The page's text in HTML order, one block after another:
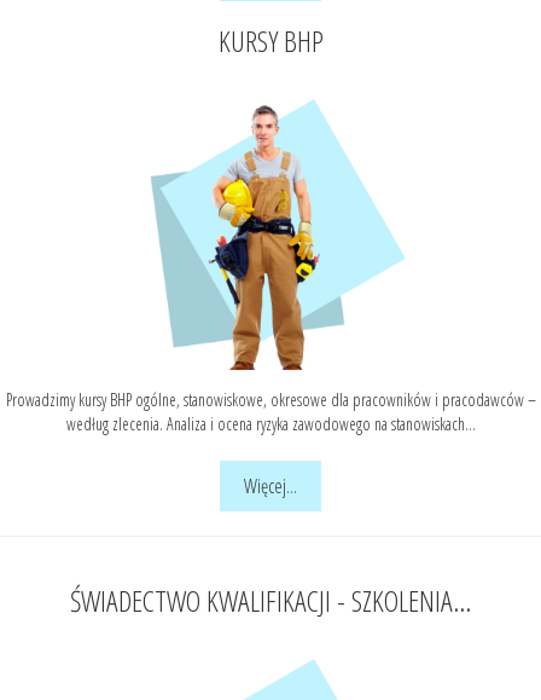
KURSY BHP
Prowadzimy kursy BHP ogólne, stanowiskowe, okresowe dla pracowników i pracodawców –
według zlecenia. Analiza i ocena ryzyka zawodowego na stanowiskach...
Więcej...
ŚWIADECTWO KWALIFIKACJI - SZKOLENIA...